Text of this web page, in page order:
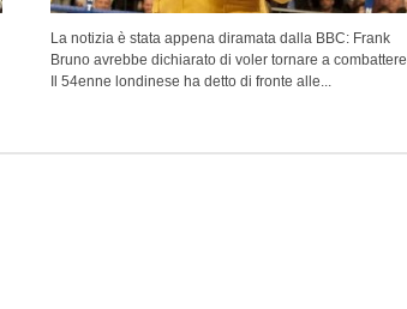
La notizia è stata appena diramata dalla BBC: Frank
Bruno avrebbe dichiarato di voler tornare a combattere.
Il 54enne londinese ha detto di fronte alle...